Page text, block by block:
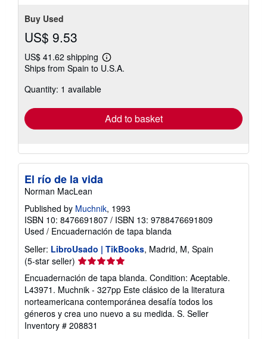
Buy Used
US$ 9.53
US$ 41.62 shipping
Learn
more
Ships from Spain to U.S.A.
Quantity: 1 available
Add to basket
El río de la vida
Norman MacLean
Published by Muchnik, 1993
ISBN 10: 8476691807 / ISBN 13: 9788476691809
Used / Encuadernación de tapa blanda
Seller: LibroUsado | TikBooks, Madrid, M, Spain
(5-star seller) Seller
rating
5
out
of
5
stars
Encuadernación de tapa blanda. Condition: Aceptable.
L43971. Muchnik - 327pp Este clásico de la literatura
norteamericana contemporánea desafía todos los
géneros y crea uno nuevo a su medida. S. Seller
Inventory # 208831